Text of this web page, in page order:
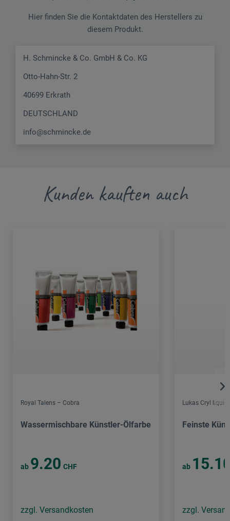
Hier finden Sie die Kontaktdaten des Herstellers zu
diesem Produkt.
H. Schmincke & Co. GmbH & Co. KG
Otto-Hahn-Str. 2
40699 Erkrath
DEUTSCHLAND
info@schmincke.de
Kunden kauften auch
Royal Talens – Cobra
Wassermischbare Künstler-Ölfarbe
ab 9.20 CHF
zzgl. Versandkosten
Lukas Cryl liquid
Feinste
ab
zzgl.